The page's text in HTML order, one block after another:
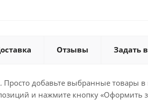
Отзывы Задать
добавьте выбранные товары в
и нажмите кнопку «Оформить